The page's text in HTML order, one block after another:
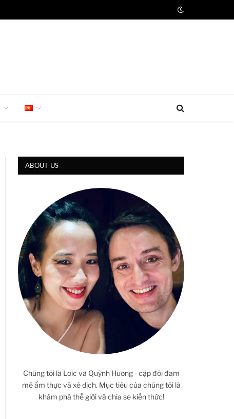
ABOUT US
Chúng tôi là Loic và Quỳnh Hương - cặp đôi đam
mê ẩm thực và xê dịch. Mục tiêu của chúng tôi là
khám phá thế giới và chia sẻ kiến thức!